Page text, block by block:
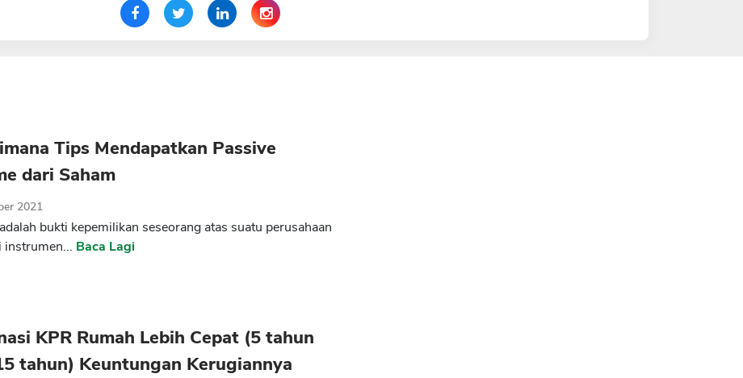
Tips Mendapatkan Passive
dari Saham
2021
bukti kepemilikan seseorang atas suatu perusahaan
instrumen... Baca Lagi
KPR Rumah Lebih Cepat (5 tahun
tahun) Keuntungan Kerugiannya